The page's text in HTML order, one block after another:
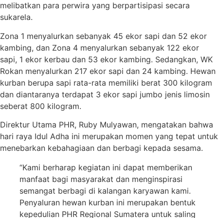
melibatkan para perwira yang berpartisipasi secara
sukarela.
Zona 1 menyalurkan sebanyak 45 ekor sapi dan 52 ekor
kambing, dan Zona 4 menyalurkan sebanyak 122 ekor
sapi, 1 ekor kerbau dan 53 ekor kambing. Sedangkan, WK
Rokan menyalurkan 217 ekor sapi dan 24 kambing. Hewan
kurban berupa sapi rata-rata memiliki berat 300 kilogram
dan diantaranya terdapat 3 ekor sapi jumbo jenis limosin
seberat 800 kilogram.
Direktur Utama PHR, Ruby Mulyawan, mengatakan bahwa
hari raya Idul Adha ini merupakan momen yang tepat untuk
menebarkan kebahagiaan dan berbagi kepada sesama.
“Kami berharap kegiatan ini dapat memberikan
manfaat bagi masyarakat dan menginspirasi
semangat berbagi di kalangan karyawan kami.
Penyaluran hewan kurban ini merupakan bentuk
kepedulian PHR Regional Sumatera untuk saling